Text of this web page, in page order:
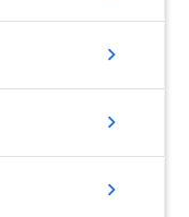
chevron_right
chevron_right
chevron_right